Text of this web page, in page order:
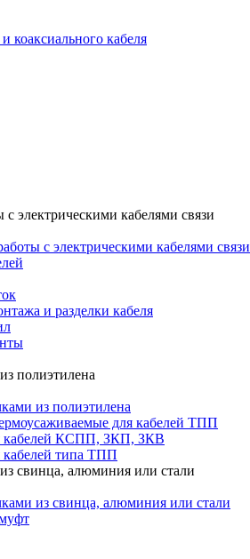
коаксиального кабеля
электрическими кабелями связи
с электрическими кабелями связи
и разделки кабеля
полиэтилена
из полиэтилена
для кабелей ТПП
кабелей КСПП, ЗКП, ЗКВ
типа ТПП
свинца, алюминия или стали
из свинца, алюминия или стали